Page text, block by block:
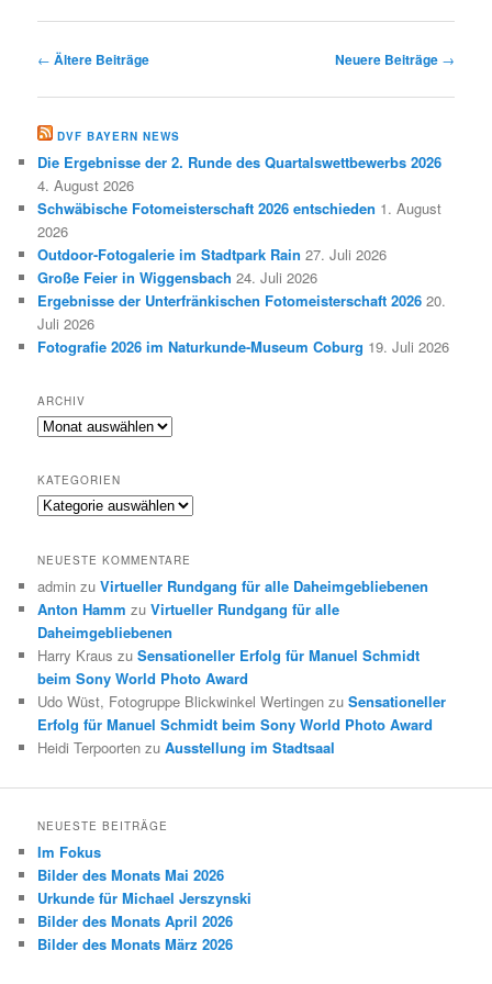
Beitragsnavigation
← Ältere Beiträge Neuere Beiträge →
DVF BAYERN NEWS
Die Ergebnisse der 2. Runde des Quartalswettbewerbs 2026
4. August 2026
Schwäbische Fotomeisterschaft 2026 entschieden 1. August
2026
Outdoor-Fotogalerie im Stadtpark Rain 27. Juli 2026
Große Feier in Wiggensbach 24. Juli 2026
Ergebnisse der Unterfränkischen Fotomeisterschaft 2026 20.
Juli 2026
Fotografie 2026 im Naturkunde-Museum Coburg 19. Juli 2026
ARCHIV
Archiv
KATEGORIEN
Kategorien
NEUESTE KOMMENTARE
admin zuVirtueller Rundgang für alle Daheimgebliebenen
Anton Hamm zuVirtueller Rundgang für alle
Daheimgebliebenen
Harry Kraus zuSensationeller Erfolg für Manuel Schmidt
beim Sony World Photo Award
Udo Wüst, Fotogruppe Blickwinkel Wertingen zuSensationeller
Erfolg für Manuel Schmidt beim Sony World Photo Award
Heidi Terpoorten zuAusstellung im Stadtsaal
NEUESTE BEITRÄGE
Im Fokus
Bilder des Monats Mai 2026
Urkunde für Michael Jerszynski
Bilder des Monats April 2026
Bilder des Monats März 2026